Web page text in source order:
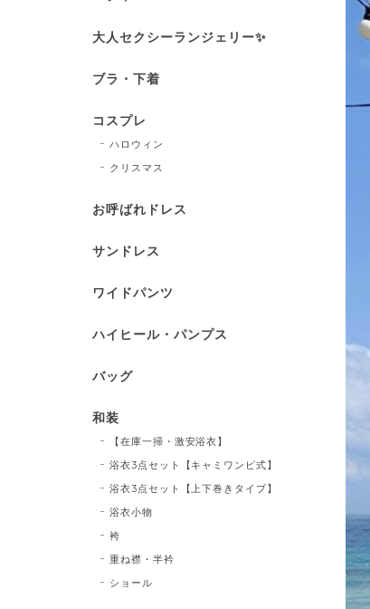
大人セクシーランジェリー✨
ブラ・下着
コスプレ
ハロウィン
クリスマス
お呼ばれドレス
サンドレス
ワイドパンツ
ハイヒール・パンプス
バッグ
和装
【在庫一掃・激安浴衣】
浴衣3点セット【キャミワンピ式】
浴衣3点セット【上下巻きタイプ】
浴衣小物
袴
重ね襟・半衿
ショール